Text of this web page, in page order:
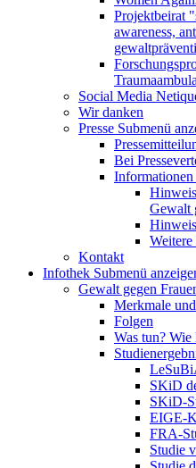
Projektbeirat
awareness,
Social Media
Wir danken
Presse Submenü
Bei
Informationen
Gewalt
Kontakt
Infothek Submenü
Gewalt gegen
Merkmale
Folgen
Was tun? Wie
SKiD
SKiD-
EIGE-
FRA-
Studie